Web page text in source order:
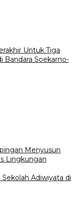
Untuk Tiga
Bandara Soekarno-
Menyusun
Lingkungan
Adiwiyata di